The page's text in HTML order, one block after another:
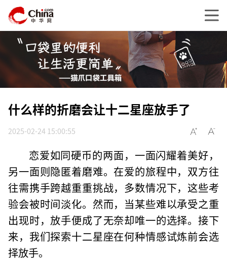
什么样的折磨会让十二星座放手了
2025-02-24 15:00:55
恋爱如同硬币的两面，一面闪耀着美好，
另一面则隐匿着磨难。在爱的旅程中，双方往
往需携手跨越重重挑战，多数情况下，这些考
验会被时间淡化。然而，当某些难以承受之重
出现时，放手便成了无奈却唯一的选择。接下
来，我们探索十二星座在何种情感试炼前会选
择放手。